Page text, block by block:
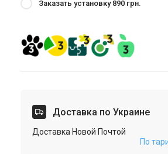
Заказать установку 890 грн.
Доставка по Украине
Доставка Новой Почтой
По